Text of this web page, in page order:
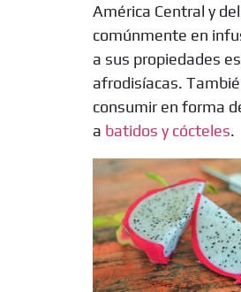
América Central y
comúnmente en
a sus propiedades
afrodisíacas.
consumir en forma
a batidos y cócteles.